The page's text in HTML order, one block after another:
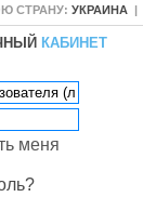
СТРАНУ: УКРАИНА |
КАБИНЕТ
меня